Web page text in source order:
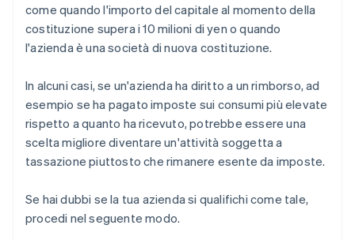
come quando l'importo del capitale al momento della
costituzione supera i 10 milioni di yen o quando
l'azienda è una società di nuova costituzione.
In alcuni casi, se un'azienda ha diritto a un rimborso, ad
esempio se ha pagato imposte sui consumi più elevate
rispetto a quanto ha ricevuto, potrebbe essere una
scelta migliore diventare un'attività soggetta a
tassazione piuttosto che rimanere esente da imposte.
Se hai dubbi se la tua azienda si qualifichi come tale,
procedi nel seguente modo.